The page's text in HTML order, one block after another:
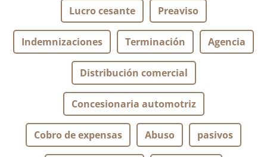
Lucro cesante Preaviso
Indemnizaciones Terminación Agencia
Distribución comercial
Concesionaria automotriz
Cobro de expensas Abuso pasivos